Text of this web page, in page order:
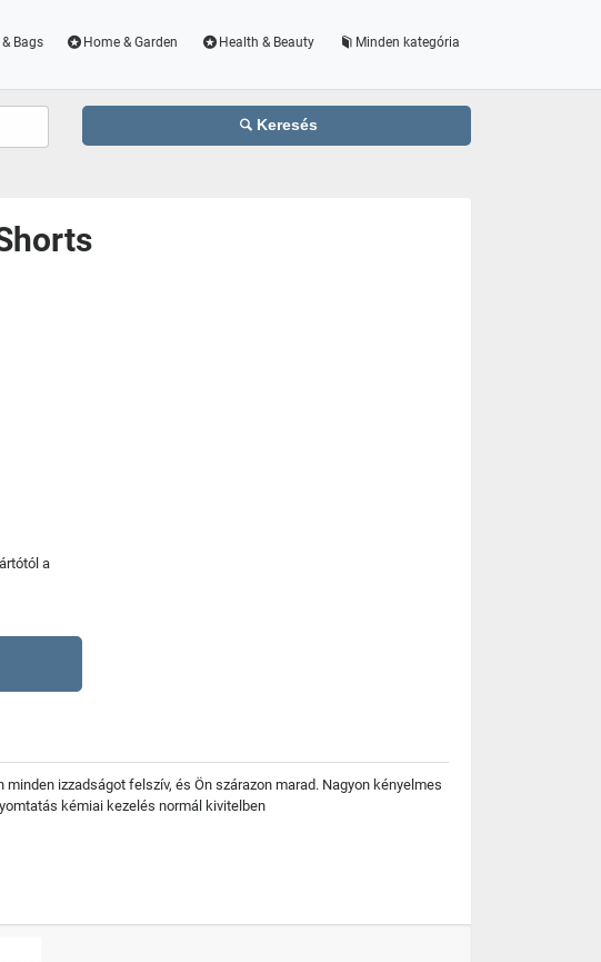
Bags Home & Garden Health & Beauty Minden kategória
Keresés
a
izzadságot felszív, és Ön szárazon marad. Nagyon kényelmes
kémiai kezelés normál kivitelben